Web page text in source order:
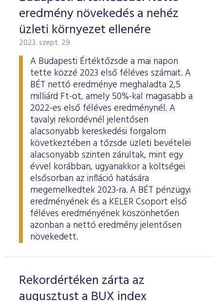
eredmény növekedés a nehéz
üzleti környezet ellenére
2023. szept. 29.
A Budapesti Értéktőzsde a mai napon
tette közzé 2023 első féléves számait. A
BÉT nettó eredménye meghaladta 2,5
milliárd Ft-ot, amely 50%-kal magasabb a
2022-es első féléves eredménynél. A
tavalyi rekordévnél jelentősen
alacsonyabb kereskedési forgalom
következtében a tőzsde üzleti bevételei
alacsonyabb szinten zárultak, mint egy
évvel korábban, ugyanakkor a költségei
elsősorban az infláció hatására
megemelkedtek 2023-ra. A BÉT pénzügyi
eredményének és a KELER Csoport első
féléves eredményének köszönhetően
azonban a nettó eredmény jelentősen
növekedett.
Rekordértéken zárta az
augusztust a BUX index